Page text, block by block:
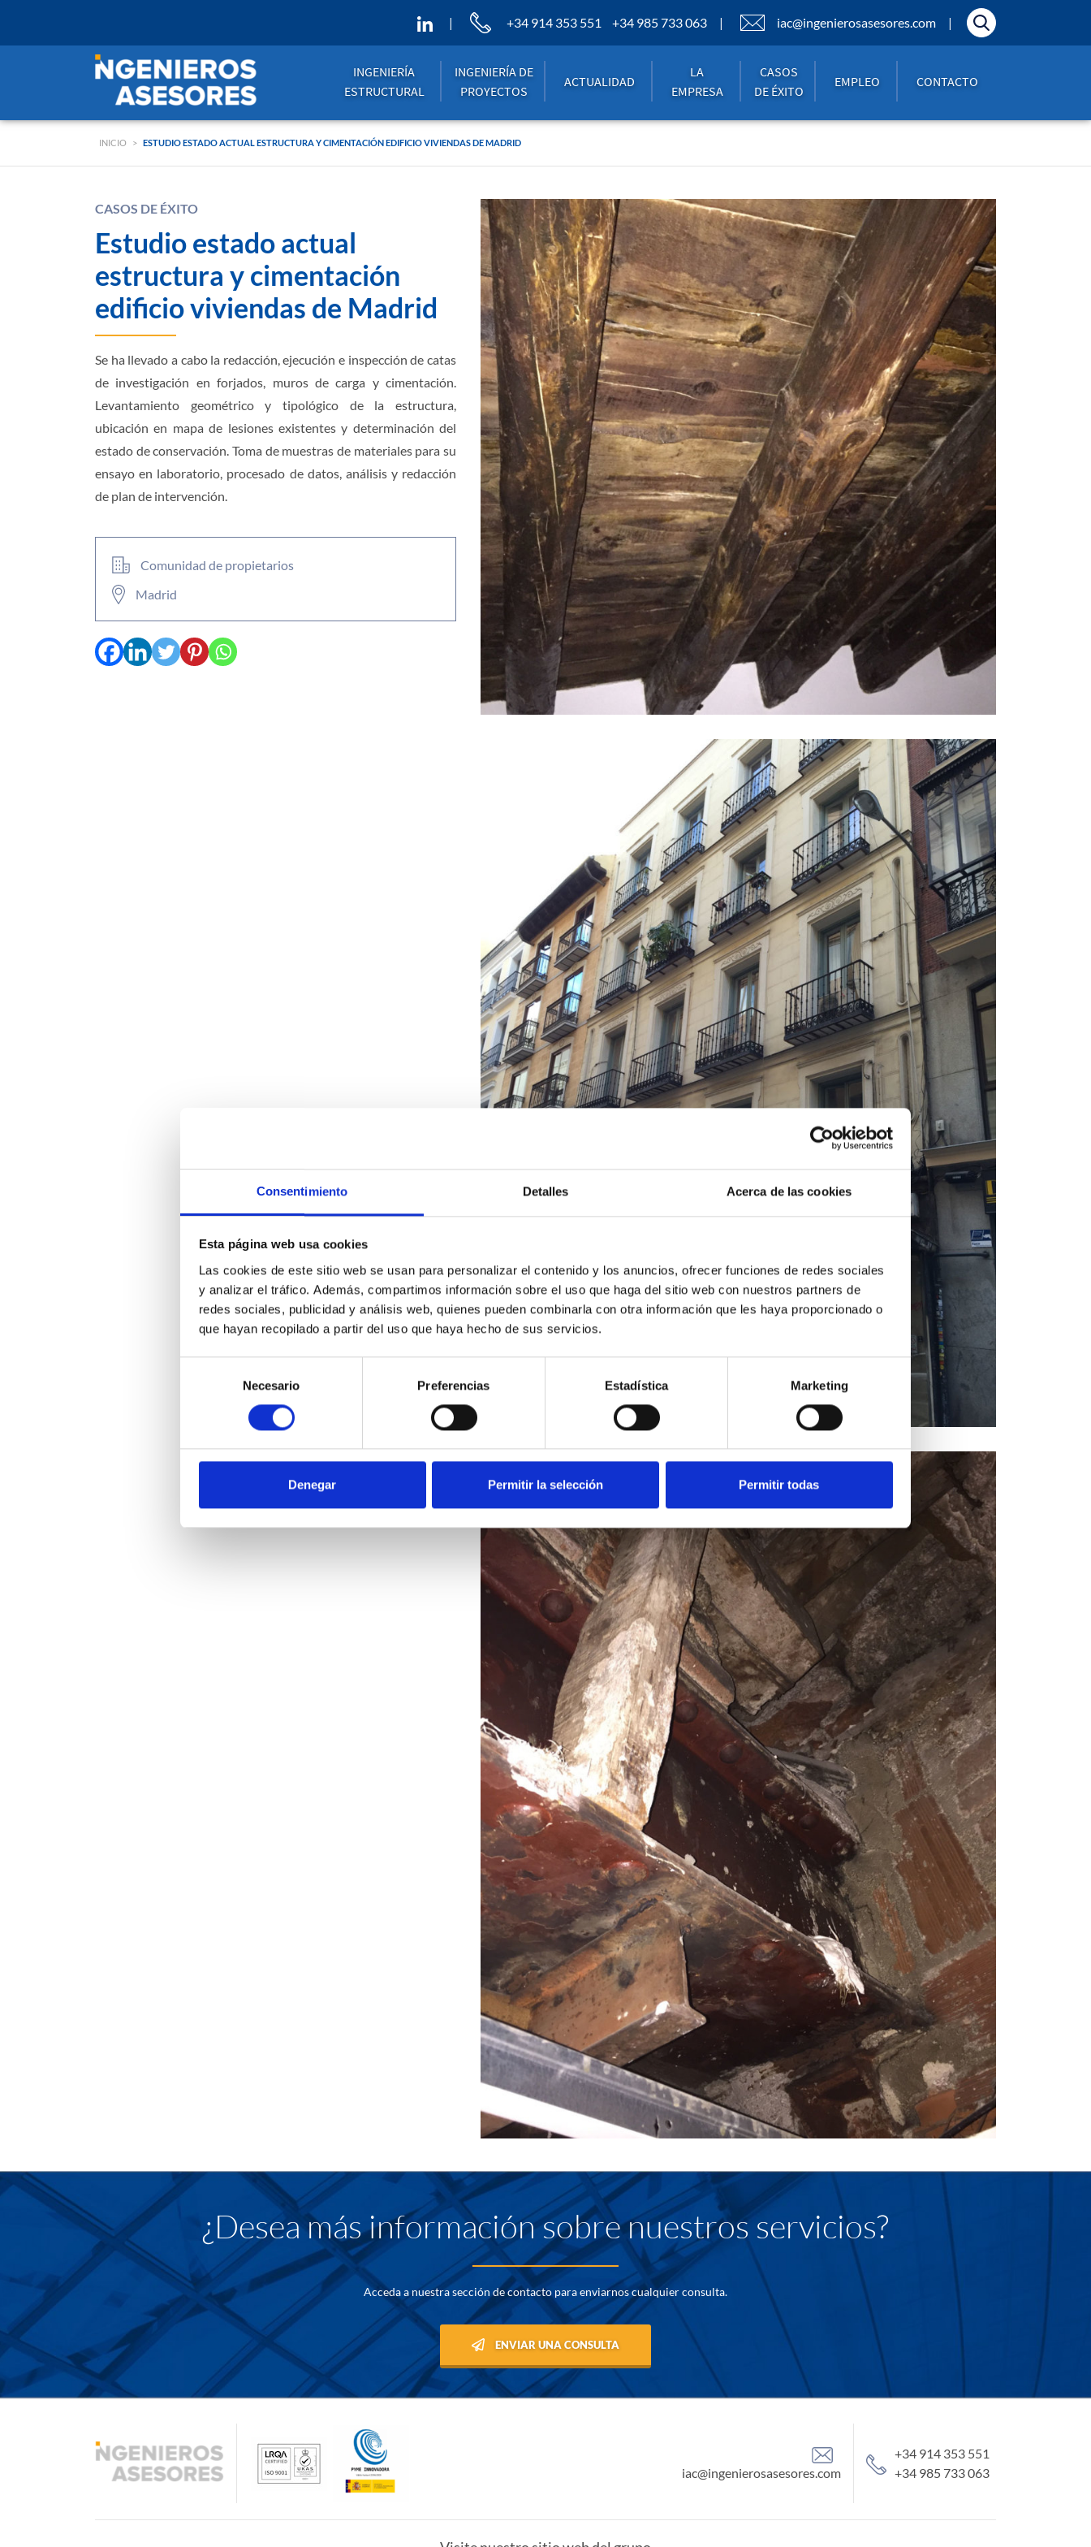
Consentimiento Detalles Acerca de las cookies
Esta página web usa cookies
Las cookies de este sitio web se usan para personalizar el contenido y los anuncios, ofrecer funciones de redes sociales
y analizar el tráfico. Además, compartimos información sobre el uso que haga del sitio web con nuestros partners de
redes sociales, publicidad y análisis web, quienes pueden combinarla con otra información que les haya proporcionado o
que hayan recopilado a partir del uso que haya hecho de sus servicios.
consentimiento
Necesario Preferencias Estadística Marketing
Denegar Permitir la selección Permitir todas
INGENIERÍA
ESTRUCTURAL
INGENIERÍA DE
PROYECTOS
ACTUALIDAD
LA
EMPRESA
CASOS
DE ÉXITO
EMPLEO CONTACTO
+34 914 353 551 +34 985 733 063 iac@ingenierosasesores.com
INICIO > ESTUDIO ESTADO ACTUAL ESTRUCTURA Y CIMENTACIÓN EDIFICIO VIVIENDAS DE MADRID
CASOS DE ÉXITO
Estudio estado actual
estructura y cimentación
edificio viviendas de Madrid
Se ha llevado a cabo la redacción, ejecución e inspección de catas
de investigación en forjados, muros de carga y cimentación.
Levantamiento geométrico y tipológico de la estructura,
ubicación en mapa de lesiones existentes y determinación del
estado de conservación. Toma de muestras de materiales para su
ensayo en laboratorio, procesado de datos, análisis y redacción
de plan de intervención.
Comunidad de propietarios
Madrid
¿Desea más información sobre nuestros servicios?
Acceda a nuestra sección de contacto para enviarnos cualquier consulta.
ENVIAR UNA CONSULTA
iac@ingenierosasesores.com
+34 914 353 551
+34 985 733 063